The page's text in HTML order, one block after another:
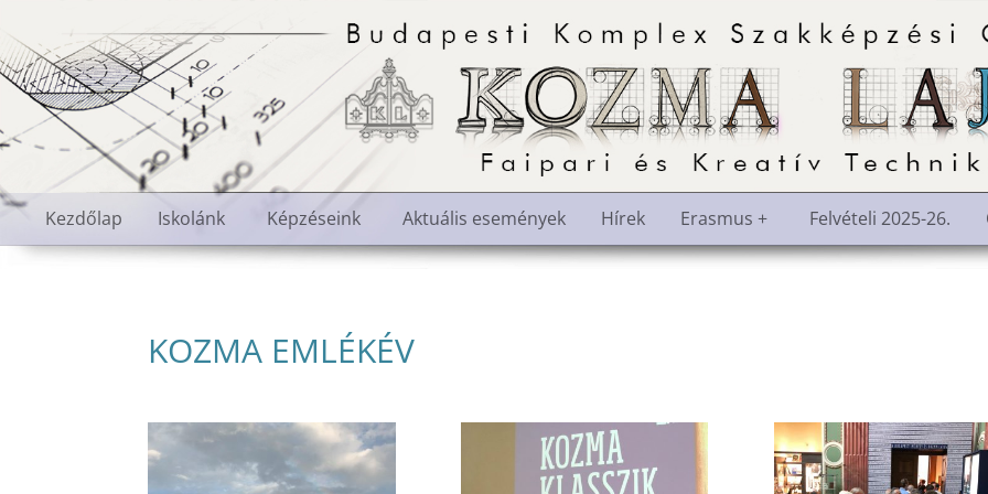
Kezdőlap Iskolánk Képzéseink Aktuális események Hírek Erasmus + Felvételi 2025-26.
KOZMA EMLÉKÉV